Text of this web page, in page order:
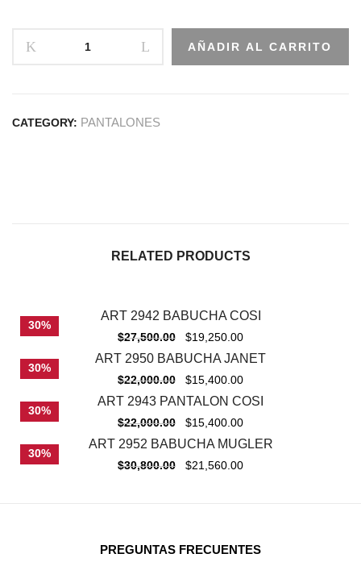
AÑADIR AL CARRITO
CATEGORY: PANTALONES
RELATED PRODUCTS
30%
ART 2942 BABUCHA COSI
$27,500.00 $19,250.00
30%
ART 2950 BABUCHA JANET
$22,000.00 $15,400.00
30%
ART 2943 PANTALON COSI
$22,000.00 $15,400.00
30%
ART 2952 BABUCHA MUGLER
$30,800.00 $21,560.00
PREGUNTAS FRECUENTES